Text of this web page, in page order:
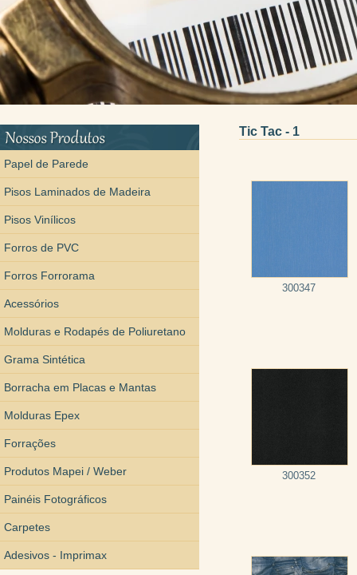
Papel de Parede
Pisos Laminados de Madeira
Pisos Vinílicos
Forros de PVC
Forros Forrorama
Acessórios
Molduras e Rodapés de Poliuretano
Grama Sintética
Borracha em Placas e Mantas
Molduras Epex
Forrações
Produtos Mapei / Weber
Painéis Fotográficos
Carpetes
Adesivos - Imprimax
Tic Tac - 1
300347
300352